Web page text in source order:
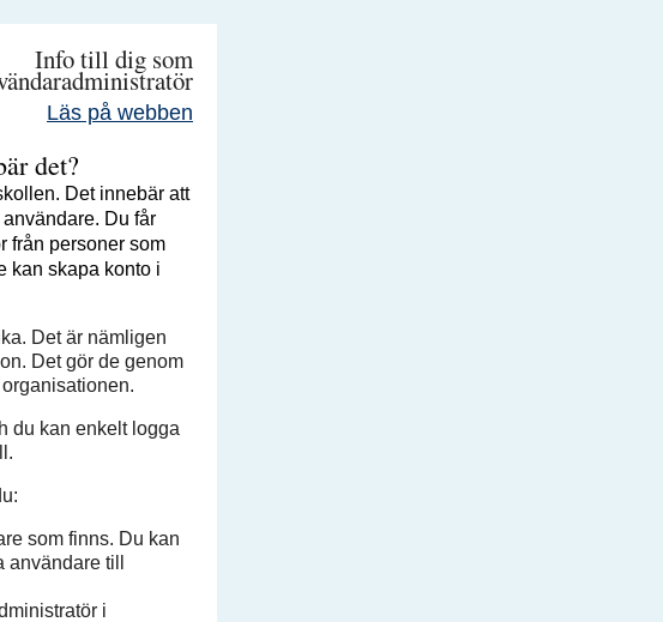
Info till dig som
Läs på webben
det?
Det innebär att
Du får
från personer som
kan skapa konto i
Det är nämligen
Det gör de genom
du kan enkelt logga
som finns. Du kan
till
i